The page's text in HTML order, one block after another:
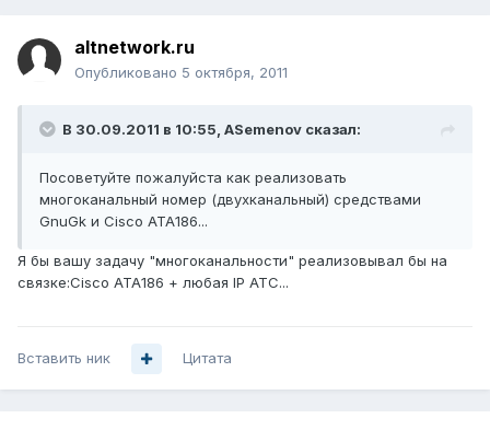
altnetwork.ru
Опубликовано 5 октября, 2011
В 30.09.2011 в 10:55, ASemenov сказал:
Посоветуйте пожалуйста как реализовать
многоканальный номер (двухканальный) средствами
GnuGk и Cisco ATA186...
Я бы вашу задачу "многоканальности" реализовывал бы на
связке:Cisco ATA186 + любая IP АТС...
Вставить ник Цитата